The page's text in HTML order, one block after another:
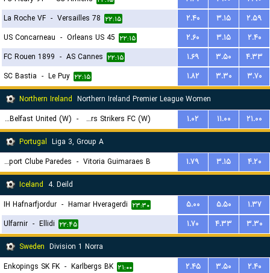
La Roche VF - Versailles 78 ۲۲:۱۵ ۲.۴۰ ۳.۱۵
۲.۵۹
US Concarneau - Orleans US 45 ۲۲:۱۵ ۲.۶۰ ۳.۱۵
۲.۴۰
FC Rouen 1899 - AS Cannes ۲۲:۱۵ ۱.۶۹ ۳.۵۰
۴.۳۳
SC Bastia - Le Puy ۲۲:۱۵ ۱.۸۲ ۳.۳۰
۳.۷۰
Northern Ireland Northern Ireland Premier League Women
Glentoran Belfast United (W)
- Crusaders Strikers FC (W)
۲۲:۱۵
۱.۰۲ ۱۱.۰۰
۲۱.۰۰
Portugal Liga 3, Group A
Uniao Sport Clube Paredes
- Vitoria Guimaraes B
۲۲:۳۰
۱.۷۹ ۳.۱۵
۴.۲۰
Iceland 4. Deild
IH Hafnarfjordur - Hamar Hveragerdi ۲۳:۳۰ ۵.۰۰ ۵.۵۰
۱.۳۷
Ulfarnir - Ellidi ۲۲:۴۵ ۱.۷۰ ۴.۳۳
۳.۳۰
Sweden Division 1 Norra
Enkopings SK FK - Karlbergs BK ۲۱:۰۰ ۲.۴۵ ۳.۵۰
۲.۴۰